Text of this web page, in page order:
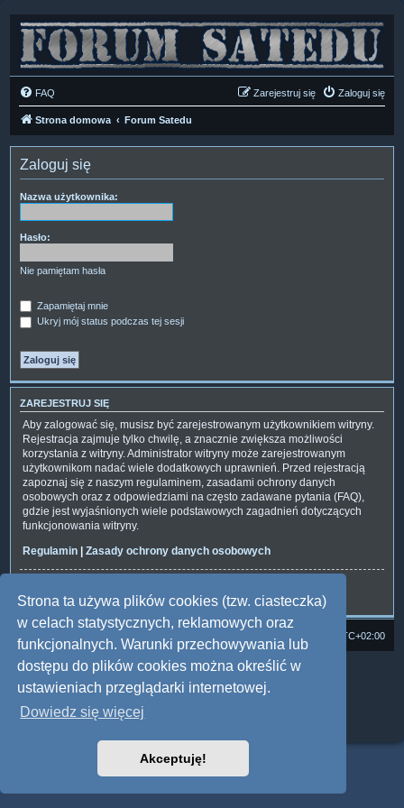
Strona ta używa plików cookies (tzw. ciasteczka)
w celach statystycznych, reklamowych oraz
funkcjonalnych. Warunki przechowywania lub
dostępu do plików cookies można określić w
ustawieniach przeglądarki internetowej.
Dowiedz się więcej
Akceptuję!
FAQ Zaloguj się
Zarejestruj się
Strona domowa Forum Satedu
Zaloguj się
Nazwa użytkownika:
Hasło:
Nie pamiętam hasła
Zapamiętaj mnie
Ukryj mój status podczas tej sesji
ZAREJESTRUJ SIĘ
Aby zalogować się, musisz być zarejestrowanym użytkownikiem witryny.
Rejestracja zajmuje tylko chwilę, a znacznie zwiększa możliwości
korzystania z witryny. Administrator witryny może zarejestrowanym
użytkownikom nadać wiele dodatkowych uprawnień. Przed rejestracją
zapoznaj się z naszym regulaminem, zasadami ochrony danych
osobowych oraz z odpowiedziami na często zadawane pytania (FAQ),
gdzie jest wyjaśnionych wiele podstawowych zagadnień dotyczących
funkcjonowania witryny.
Regulamin | Zasady ochrony danych osobowych
UTC+02:00
Technologię dostarczaphpBB ® Forum Software © phpBB Limited
Polski pakiet językowy dostarczaphpBB.pl
Style: Multi Design by Joyce&Luna
phpBB
Zasady ochrony danych osobowych